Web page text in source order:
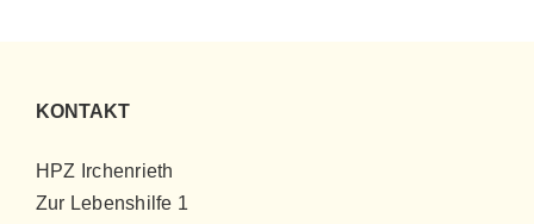
KONTAKT
HPZ Irchenrieth
Zur Lebenshilfe 1